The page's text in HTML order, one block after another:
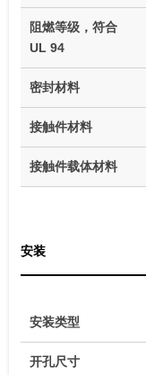
阻燃等级，符合
UL 94
密封材料
接触件材料
接触件载体材料
安装
安装类型
开孔尺寸